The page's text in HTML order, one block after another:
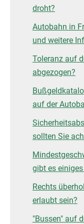
droht?
Autobahn in
und weitere
Toleranz auf
abgezogen?
auf der
sollten Sie
gibt es
Rechts
erlaubt sein?
"Bussen" auf